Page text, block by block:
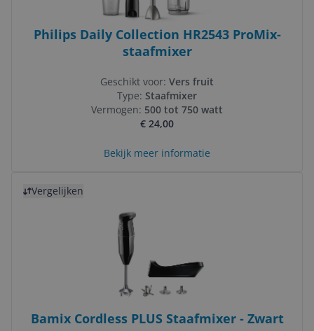
Philips Daily Collection HR2543 ProMix-
staafmixer
Geschikt voor: Vers fruit
Type: Staafmixer
Vermogen: 500 tot 750 watt
€ 24,00
Bekijk meer informatie
Vergelijken
Bamix Cordless PLUS Staafmixer - Zwart